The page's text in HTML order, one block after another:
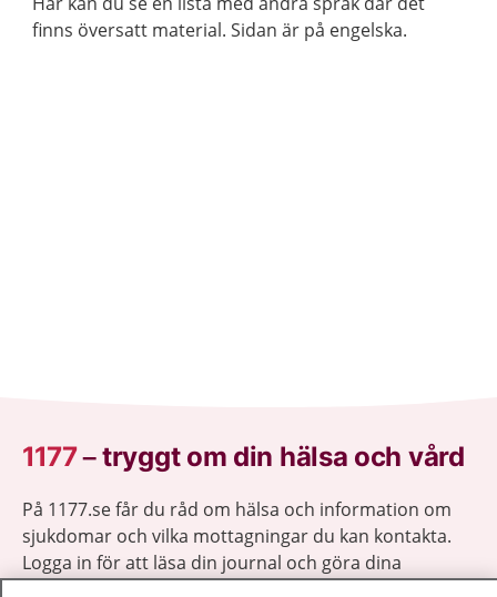
finns översatt material. Sidan är på engelska.
1177–tryggt om din hälsa och vård
På 1177.se får du råd om hälsa och information om
sjukdomar och vilka mottagningar du kan kontakta.
Logga in för att läsa din journal och göra dina